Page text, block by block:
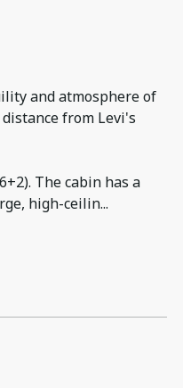
and atmosphere of
from Levi's
The cabin has a
high-ceilin...